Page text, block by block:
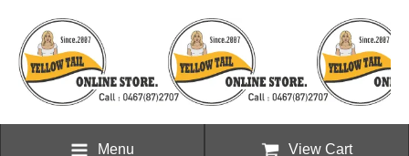
Menu View Cart